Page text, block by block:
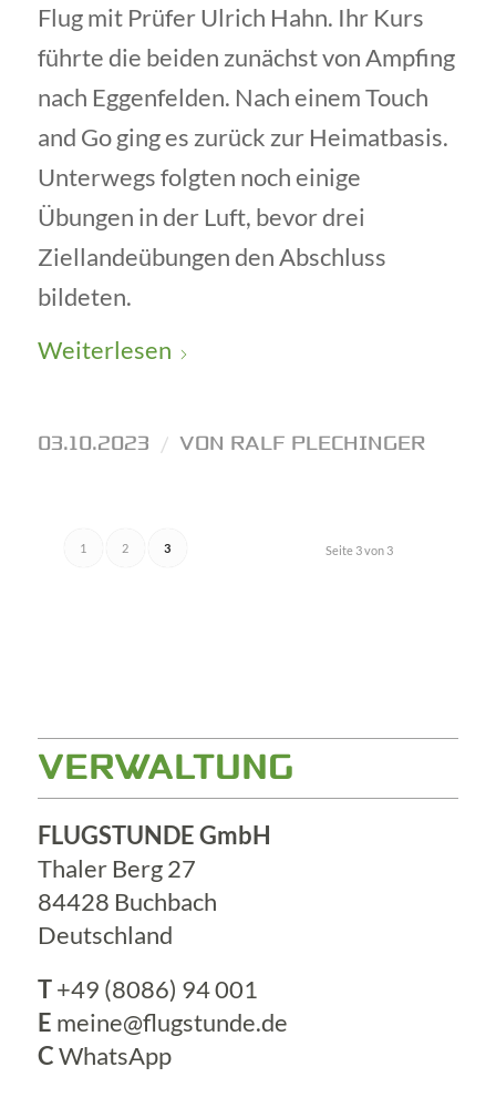
Flug mit Prüfer Ulrich Hahn. Ihr Kurs
führte die beiden zunächst von Ampfing
nach Eggenfelden. Nach einem Touch
and Go ging es zurück zur Heimatbasis.
Unterwegs folgten noch einige
Übungen in der Luft, bevor drei
Ziellandeübungen den Abschluss
bildeten.
Weiterlesen
03.10.2023 / VON RALF PLECHINGER
Seite 3 von 3
1 2 3
VERWALTUNG
FLUGSTUNDE GmbH
Thaler Berg 27
84428 Buchbach
Deutschland
T +49 (8086) 94 001
E meine@flugstunde.de
CWhatsApp